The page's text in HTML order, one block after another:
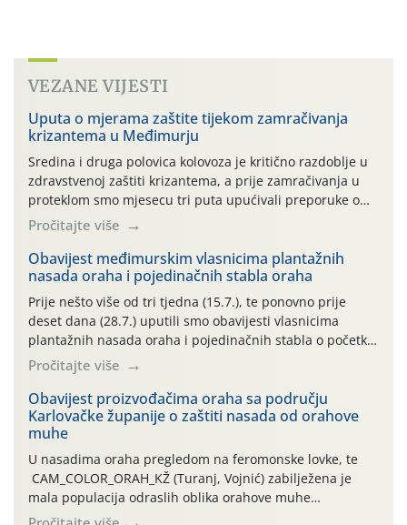
VEZANE VIJESTI
Uputa o mjerama zaštite tijekom zamračivanja
krizantema u Međimurju
Sredina i druga polovica kolovoza je kritično razdoblje u
zdravstvenoj zaštiti krizantema, a prije zamračivanja u
proteklom smo mjesecu tri puta upućivali preporuke o
preventivnim mjerama zaštite krizantema od najčešćih
uzročnika bolesti, štetnika i fito-fagnih grinja (23.7., 14.7.,
06.7.)! Na početku ovog mjeseca je zabilježeno je
povijesno i ekstremno vruće meteorološko razdoblje, uz
najviše temperature […]
Pročitajte više
Obavijest međimurskim vlasnicima plantažnih
nasada oraha i pojedinačnih stabla oraha
Prije nešto više od tri tjedna (15.7.), te ponovno prije
deset dana (28.7.) uputili smo obavijesti vlasnicima
plantažnih nasada oraha i pojedinačnih stabla o početku
leta i ovogodišnjoj potrebi usmjerenog suzbijanja
orahove muhe (Rhagoletis completa)! Već dvanaest dana
traje drugi ovogodišnji “toplinski udar”, koji naročito
izražen zadnja šest dana (31.7.-05.8.), jer najviše
temperature zraka svakodnevno […]
Pročitajte više
Obavijest proizvođačima oraha sa području
Karlovačke županije o zaštiti nasada od orahove
muhe
U nasadima oraha pregledom na feromonske lovke, te
CAM_COLOR_ORAH_KŽ (Turanj, Vojnić) zabilježena je
mala populacija odraslih oblika orahove muhe
(Rhagoletis completa). Niska brojnost može se objasniti